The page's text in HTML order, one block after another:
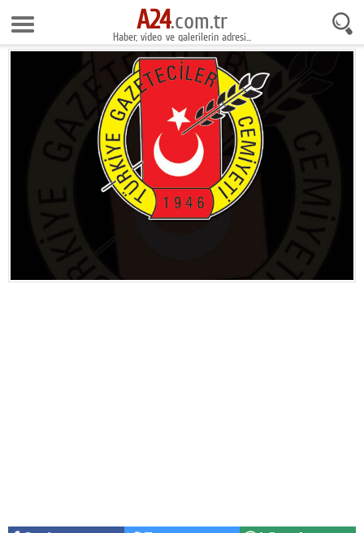
8 Ağustos 2026 5:09:49
Anasayfa
Gazeteler
Video Galeri
Magazin
A24.com.tr
Haber, video ve galerilerin adresi...